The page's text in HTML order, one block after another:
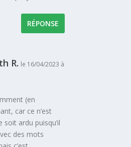
RÉPONSE
R. le 16/04/2023 à
(en
car ce n’est
soit ardu puisqu’il
des mots